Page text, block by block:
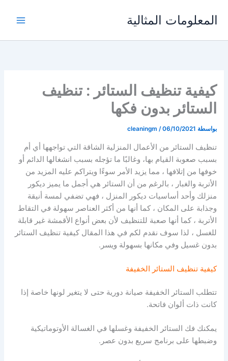
المعلومات المثالية
كيفية تنظيف الستائر : تنظيف
الستائر بدون فكها
بواسطة cleaningm /06/10/2021
تنظيف الستائر من الأعمال المنزلية الشاقة التي تواجهها أي أم
بسبب صعوبة القيام بها، وغالبًا ما تؤجله بسبب انشغالها الدائم أو
خوفها من إتلافها ، مما يزيد الأمر سوءًا ويتراكم عليه المزيد من
الأتربة والغبار ، بالرغم من أن الستائر هي أجمل ما يميز ديكور
منزلك وأحد أساسيات ديكور المنزل ، فهي تضفي لمسة أنيقة
وجذابة على المكان ، كما أنها من أكثر العناصر سهولة في التقاط
الأتربة ، كما أنها صعبة للتنظيف لأن بعض أنواع الأقمشة غير قابلة
للغسل ، لذا سوف نقدم لكم في هذا المقال كيفية تنظيف الستائر
بدون غسيل وفي مكانها بسهولة ويسر.
كيفية تنظيف الستائر الخفيفة
تتطلب الستائر الخفيفة صيانة دورية حتى لا يتغير لونها خاصة إذا
كانت ذات ألوان فاتحة.
يمكنك فك الستائر الخفيفة وغسلها في الغسالة الأوتوماتيكية
وضبطها على برنامج سريع بدون عصر.